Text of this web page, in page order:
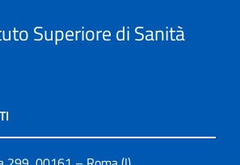
Superiore di Sanità